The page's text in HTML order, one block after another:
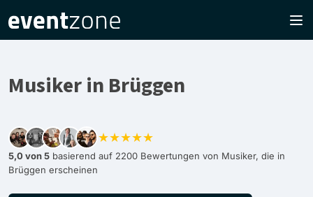
Musiker in Brüggen
★★★★★
5,0 von 5 basierend auf 2200 Bewertungen von Musiker, die in
Brüggen erscheinen